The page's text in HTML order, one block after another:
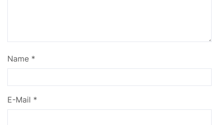
Name *
E-Mail *